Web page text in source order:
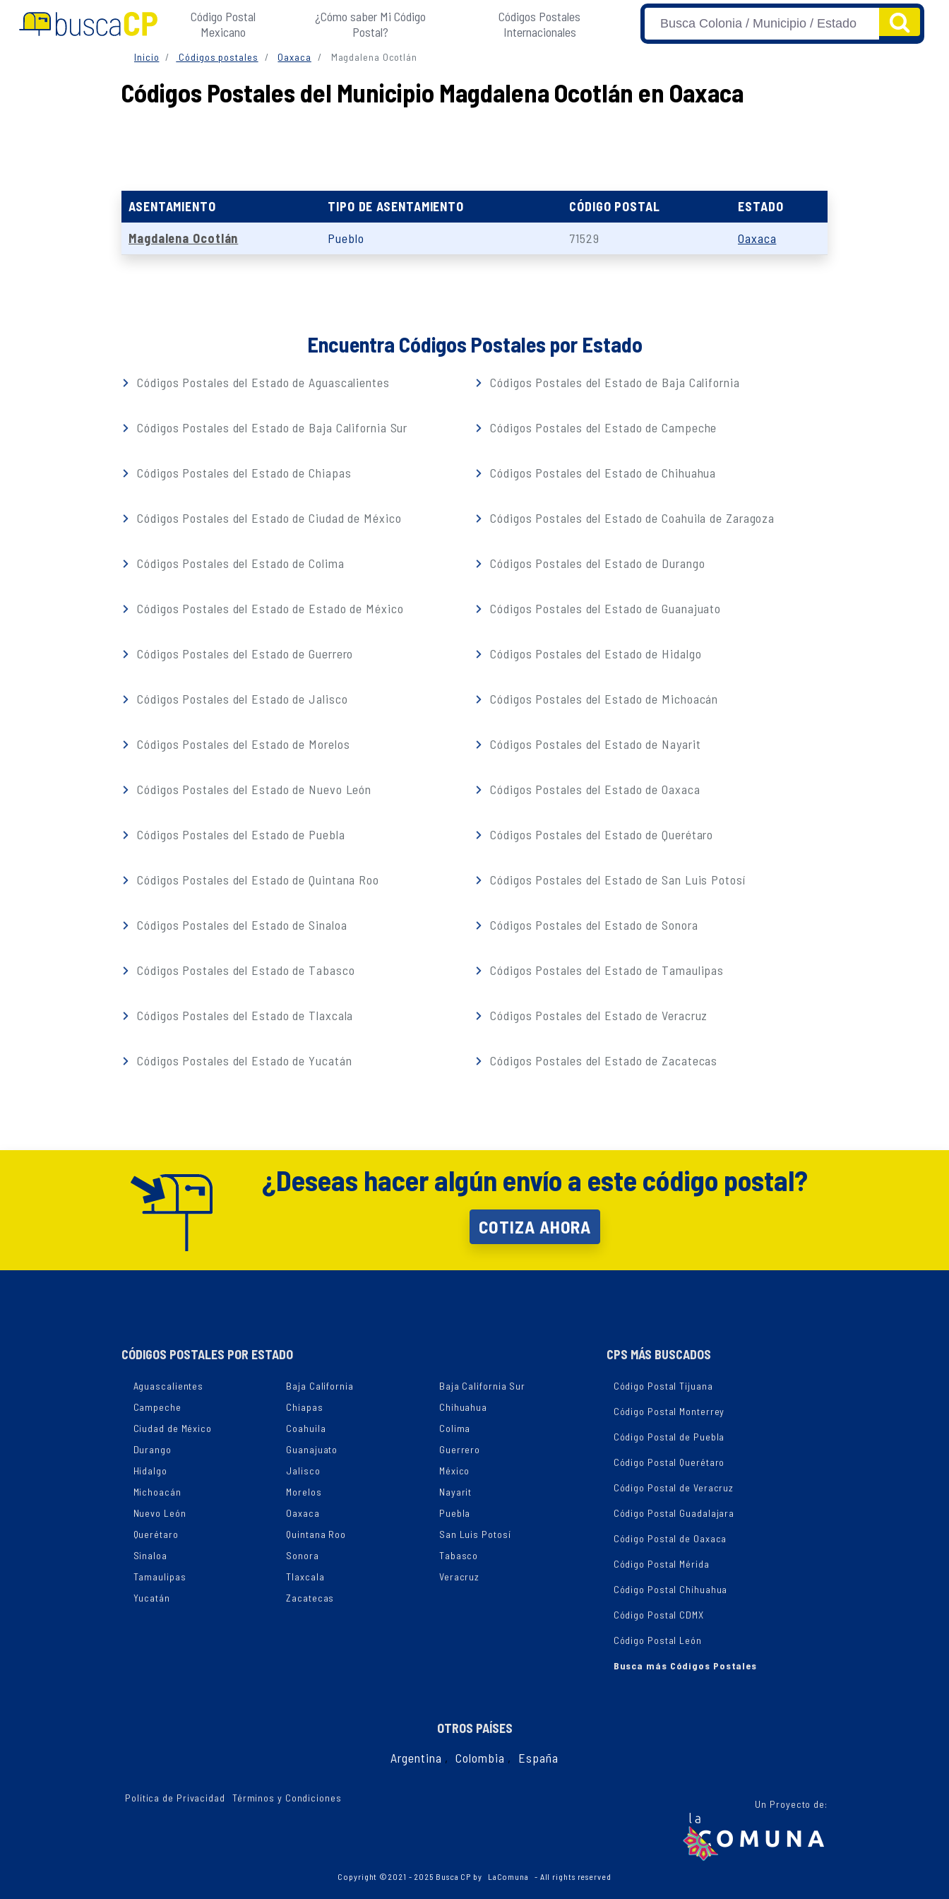
Código Postal
Mexicano
¿Cómo saber Mi Código
Postal?
Códigos Postales
Internacionales
Inicio Códigos postales Oaxaca Magdalena Ocotlán
Códigos Postales del Municipio Magdalena Ocotlán en Oaxaca
ASENTAMIENTO TIPO DE ASENTAMIENTO CÓDIGO POSTAL ESTADO
Magdalena Ocotlán Pueblo 71529 Oaxaca
Encuentra Códigos Postales por Estado
Códigos Postales del Estado de Aguascalientes Códigos Postales del Estado de Baja California
Códigos Postales del Estado de Baja California Sur Códigos Postales del Estado de Campeche
Códigos Postales del Estado de Chiapas Códigos Postales del Estado de Chihuahua
Códigos Postales del Estado de Ciudad de México Códigos Postales del Estado de Coahuila de Zaragoza
Códigos Postales del Estado de Colima Códigos Postales del Estado de Durango
Códigos Postales del Estado de Estado de México Códigos Postales del Estado de Guanajuato
Códigos Postales del Estado de Guerrero Códigos Postales del Estado de Hidalgo
Códigos Postales del Estado de Jalisco Códigos Postales del Estado de Michoacán
Códigos Postales del Estado de Morelos Códigos Postales del Estado de Nayarit
Códigos Postales del Estado de Nuevo León Códigos Postales del Estado de Oaxaca
Códigos Postales del Estado de Puebla Códigos Postales del Estado de Querétaro
Códigos Postales del Estado de Quintana Roo Códigos Postales del Estado de San Luis Potosí
Códigos Postales del Estado de Sinaloa Códigos Postales del Estado de Sonora
Códigos Postales del Estado de Tabasco Códigos Postales del Estado de Tamaulipas
Códigos Postales del Estado de Tlaxcala Códigos Postales del Estado de Veracruz
Códigos Postales del Estado de Yucatán Códigos Postales del Estado de Zacatecas
¿Deseas hacer algún envío a este código postal?
COTIZA AHORA
CÓDIGOS POSTALES POR ESTADO
Aguascalientes Baja California
Baja California Sur
Campeche
Chiapas
Chihuahua
Ciudad de México
Coahuila
Colima
Durango
Guanajuato
Guerrero
Hidalgo
Jalisco
México
Michoacán
Morelos
Nayarit
Nuevo León
Oaxaca
Puebla
Querétaro
Quintana Roo
San Luis Potosí
Sinaloa
Sonora
Tabasco
Tamaulipas
Tlaxcala
Veracruz
Yucatán
Zacatecas
CPS MÁS BUSCADOS
Código Postal Tijuana
Código Postal Monterrey
Código Postal de Puebla
Código Postal Querétaro
Código Postal de Veracruz
Código Postal Guadalajara
Código Postal de Oaxaca
Código Postal Mérida
Código Postal Chihuahua
Código Postal CDMX
Código Postal León
Busca más Códigos Postales
OTROS PAÍSES
Argentina , Colombia , España
Política de Privacidad Términos y Condiciones
Un Proyecto de:
Copyright ©2021 - 2025 Busca CP by LaComuna - All rights reserved